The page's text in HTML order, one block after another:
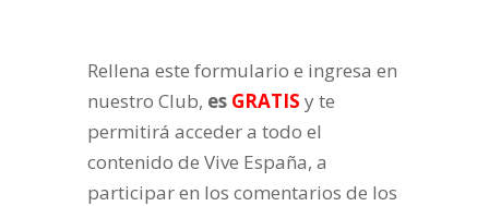
Rellena este formulario e ingresa en
nuestro Club, es GRATIS y te
permitirá acceder a todo el
contenido de Vive España, a
participar en los comentarios de los